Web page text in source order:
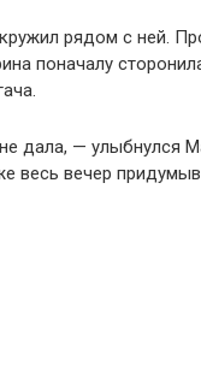
рядом с ней.
поначалу
дала, — улыбнулся
весь вечер